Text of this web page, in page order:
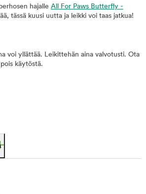
hajalle All For Paws Butterfly -
tässä kuusi uutta ja leikki voi taas jatkua!
voi yllättää. Leikittehän aina valvotusti. Ota
käytöstä.